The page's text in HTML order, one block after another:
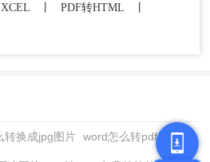
PDF转HTML
转换成jpg图片 word怎么转pdf